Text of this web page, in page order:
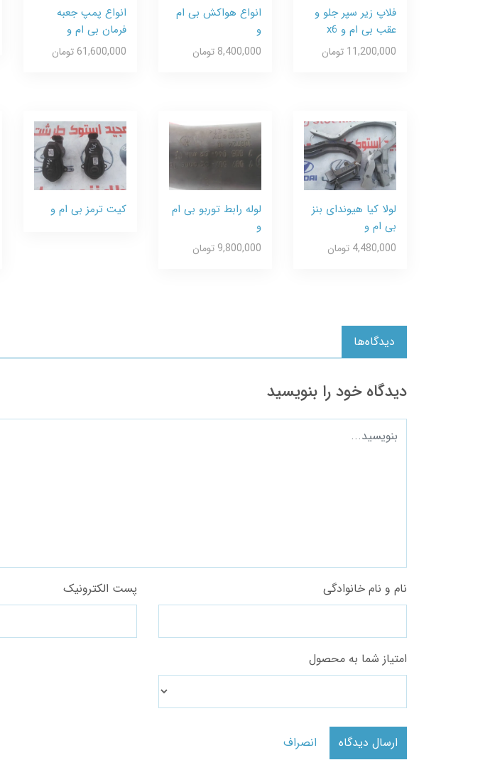
فلاپ زیر سپر جلو و
عقب بی ام و x6
11,200,000 تومان
انواع هواکش بی ام
و
8,400,000 تومان
انواع پمپ جعبه
فرمان بی ام و
61,600,000 تومان
لولا کیا هیوندای بنز
بی ام و
4,480,000 تومان
لوله رابط توربو بی ام
و
9,800,000 تومان
کیت ترمز بی ام و
دیدگاه‌ها
دیدگاه خود را بنویسید
نام و نام خانوادگی پست الکترونیک
امتیاز شما به محصول
ارسال دیدگاه انصراف